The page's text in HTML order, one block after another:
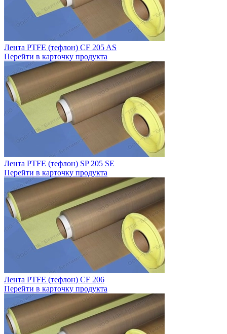
Лента PTFE (тефлон) CF 205 AS
Перейти в карточку продукта
Лента PTFE (тефлон) SP 205 SE
Перейти в карточку продукта
Лента PTFE (тефлон) CF 206
Перейти в карточку продукта